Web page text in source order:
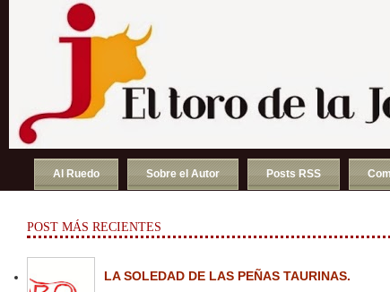
Al Ruedo Sobre el Autor Posts RSS
POST MÁS RECIENTES
LA SOLEDAD DE LAS PEÑAS TAURINAS.